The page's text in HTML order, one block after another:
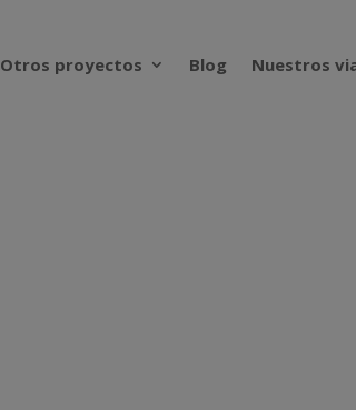
Otros proyectos Blog Nuestros